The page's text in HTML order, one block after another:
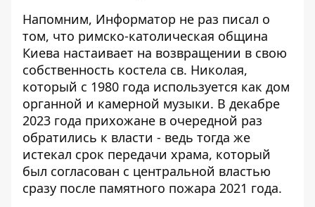
Напомним, Информатор не раз писал о
том, что римско-католическая община
Киева настаивает на возвращении в свою
собственность костела св. Николая,
который с 1980 года используется как дом
органной и камерной музыки. В декабре
2023 года прихожане в очередной раз
обратились к власти - ведь тогда же
истекал срок передачи храма, который
был согласован с центральной властью
сразу после памятного пожара 2021 года.